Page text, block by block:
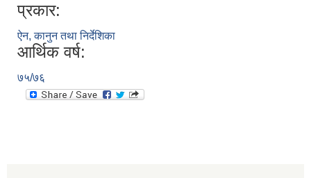
प्रकार:
ऐन, कानुन तथा निर्देशिका
आर्थिक वर्ष:
७५/७६